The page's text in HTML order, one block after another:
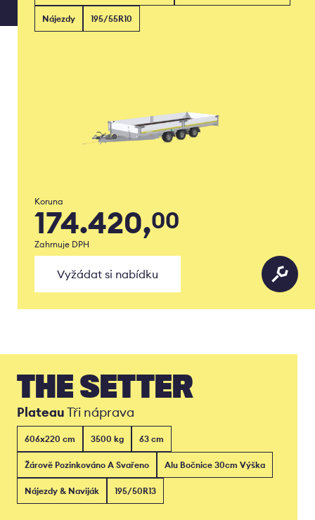
Nájezdy 195/55R10
Koruna
174.420,00
Zahrnuje DPH
Vyžádat si nabídku
THE SETTER
PlateauTři náprava
606x220 cm 3500 kg 63 cm
Žárově Pozinkováno A Svařeno Alu Bočnice 30cm Výška
Nájezdy & Naviják 195/50R13